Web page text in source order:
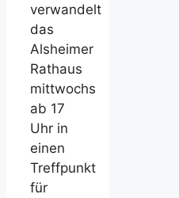
verwandelt
das
Alsheimer
Rathaus
mittwochs
ab 17
Uhr in
einen
Treffpunkt
für